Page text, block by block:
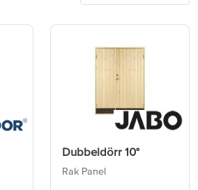
Dubbeldörr 10°
Rak Panel